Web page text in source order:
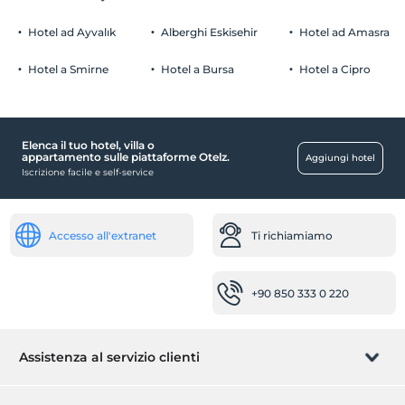
terrazza
camere
camere familiari
culla
Servizio di pulizia giornaliero
Aria condizionata
Hotel ad Ayvalık
Hotel a Smirne
Alberghi Eskisehir
Hotel a Bursa
Hotel ad Amasra
Hotel a Cipro
Elenca il tuo hotel, villa o
appartamento sulle piattaforme Otelz.
Iscrizione facile e self-service
Aggiungi hotel
Accesso all'extranet Ti richiamiamo
+90 850 333 0 220
Assistenza al servizio clienti